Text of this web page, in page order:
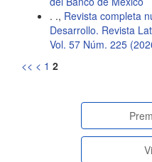
. ., Revista completa
Desarrollo. Revista
Vol. 57 Núm. 225
<< < 1 2